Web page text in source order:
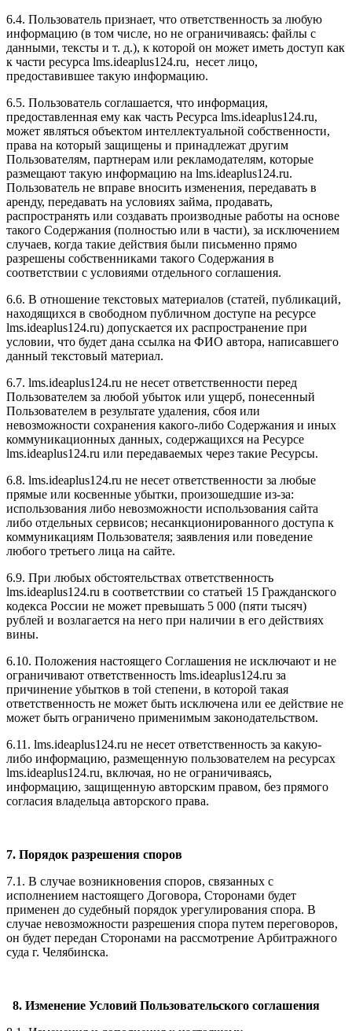
6.4. Пользователь признает, что ответственность за любую
информацию (в том числе, но не ограничиваясь: файлы с
данными, тексты и т. д.), к которой он может иметь доступ как
к части ресурса lms.ideaplus124.ru, несет лицо,
предоставившее такую информацию.
6.5. Пользователь соглашается, что информация,
предоставленная ему как часть Ресурса lms.ideaplus124.ru,
может являться объектом интеллектуальной собственности,
права на который защищены и принадлежат другим
Пользователям, партнерам или рекламодателям, которые
размещают такую информацию на lms.ideaplus124.ru.
Пользователь не вправе вносить изменения, передавать в
аренду, передавать на условиях займа, продавать,
распространять или создавать производные работы на основе
такого Содержания (полностью или в части), за исключением
случаев, когда такие действия были письменно прямо
разрешены собственниками такого Содержания в
соответствии с условиями отдельного соглашения.
6.6. В отношение текстовых материалов (статей, публикаций,
находящихся в свободном публичном доступе на ресурсе
lms.ideaplus124.ru) допускается их распространение при
условии, что будет дана ссылка на ФИО автора, написавшего
данный текстовый материал.
6.7. lms.ideaplus124.ru не несет ответственности перед
Пользователем за любой убыток или ущерб, понесенный
Пользователем в результате удаления, сбоя или
невозможности сохранения какого-либо Содержания и иных
коммуникационных данных, содержащихся на Ресурсе
lms.ideaplus124.ru или передаваемых через такие Ресурсы.
6.8. lms.ideaplus124.ru не несет ответственности за любые
прямые или косвенные убытки, произошедшие из-за:
использования либо невозможности использования сайта
либо отдельных сервисов; несанкционированного доступа к
коммуникациям Пользователя; заявления или поведение
любого третьего лица на сайте.
6.9. При любых обстоятельствах ответственность
lms.ideaplus124.ru в соответствии со статьей 15 Гражданского
кодекса России не может превышать 5 000 (пяти тысяч)
рублей и возлагается на него при наличии в его действиях
вины.
6.10. Положения настоящего Соглашения не исключают и не
ограничивают ответственность lms.ideaplus124.ru за
причинение убытков в той степени, в которой такая
ответственность не может быть исключена или ее действие не
может быть ограничено применимым законодательством.
6.11. lms.ideaplus124.ru не несет ответственность за какую-
либо информацию, размещенную пользователем на ресурсах
lms.ideaplus124.ru, включая, но не ограничиваясь,
информацию, защищенную авторским правом, без прямого
согласия владельца авторского права.
7. Порядок разрешения споров
7.1. В случае возникновения споров, связанных с
исполнением настоящего Договора, Сторонами будет
применен до судебный порядок урегулирования спора. В
случае невозможности разрешения спора путем переговоров,
он будет передан Сторонами на рассмотрение Арбитражного
суда г. Челябинска.
8. Изменение Условий Пользовательского соглашения